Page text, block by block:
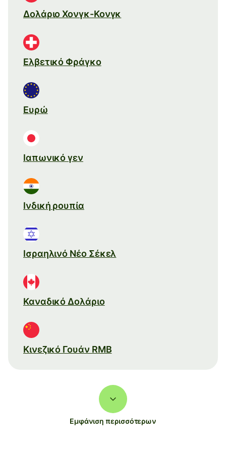
Δολάριο Χονγκ-Κονγκ
Ελβετικό Φράγκο
Ευρώ
Ιαπωνικό γεν
Ινδική ρουπία
Ισραηλινό Νέο Σέκελ
Καναδικό Δολάριο
Κινεζικό Γουάν RMB
Εμφάνιση περισσότερων